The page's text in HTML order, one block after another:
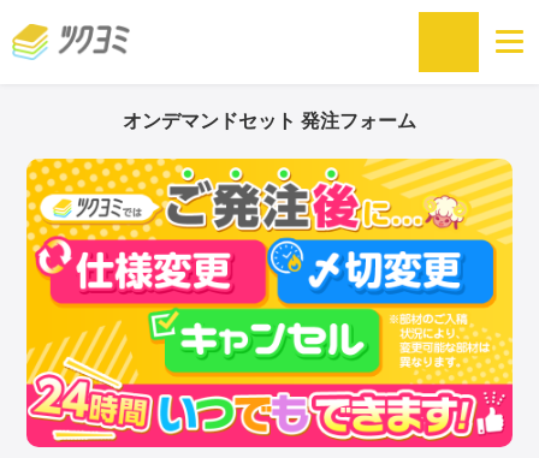
オンデマンドセット 発注フォーム